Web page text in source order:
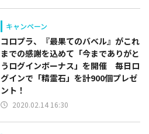
キャンペーン
コロプラ、『最果てのバベル』がこれ
までの感謝を込めて「今までありがと
うログインボーナス」を開催 毎日ロ
グインで「精霊石」を計900個プレゼ
ント！
2020.02.14 16:30